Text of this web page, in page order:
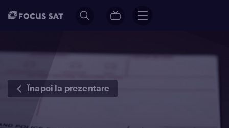
Înapoi la prezentare